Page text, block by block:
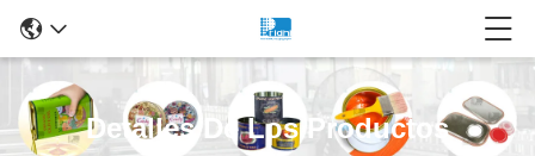
Detalles De Los Productos